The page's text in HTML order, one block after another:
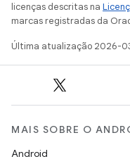
licenças descritas na
marcas registradas da
Última atualização 2026-
MAIS SOBRE O
Android